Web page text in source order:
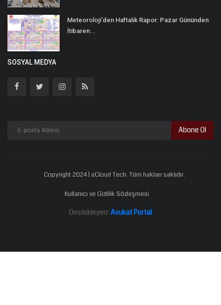
Meteoroloji'den Haftalık Rapor: Pazar Gününden
İtibaren...
SOSYAL MEDYA
Abone Ol
Copyright 2024 | eCloud Tech. Tüm hakları saklıdır.
Kullanıcı ve Gizlilik Sözleşmesi
Destekleyen: Avukat Portal